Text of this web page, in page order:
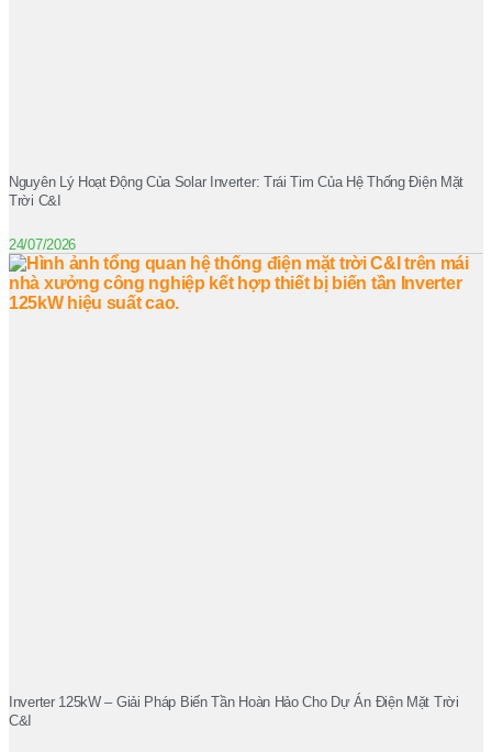
Nguyên Lý Hoạt Động Của Solar Inverter: Trái Tim Của Hệ Thống Điện Mặt
Trời C&I
24/07/2026
Inverter 125kW – Giải Pháp Biến Tần Hoàn Hảo Cho Dự Án Điện Mặt Trời
C&I